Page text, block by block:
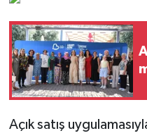
Açık satış